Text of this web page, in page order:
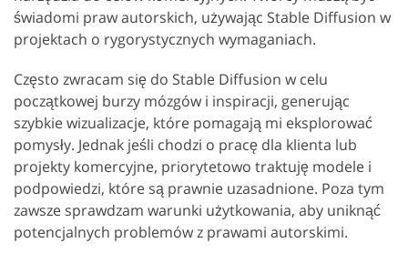
świadomi praw autorskich, używając Stable Diffusion w
projektach o rygorystycznych wymaganiach.
Często zwracam się do Stable Diffusion w celu
początkowej burzy mózgów i inspiracji, generując
szybkie wizualizacje, które pomagają mi eksplorować
pomysły. Jednak jeśli chodzi o pracę dla klienta lub
projekty komercyjne, priorytetowo traktuję modele i
podpowiedzi, które są prawnie uzasadnione. Poza tym
zawsze sprawdzam warunki użytkowania, aby uniknąć
potencjalnych problemów z prawami autorskimi.